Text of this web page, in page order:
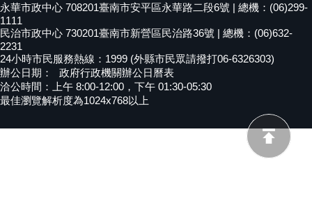
泉
桐
花
祭
網
永華市政中心 708201臺南市安平區永華路二段6號 | 總機：(06)299-
1111
民治市政中心 730201臺南市新營區民治路36號 | 總機：(06)632-
2231
24小時市民服務熱線：1999 (外縣市民眾請撥打06-6326303)
辦公日期：
政府行政機關辦公日曆表
洽公時間：上午 8:00-12:00，下午 01:30-05:30
最佳瀏覽解析度為1024x768以上